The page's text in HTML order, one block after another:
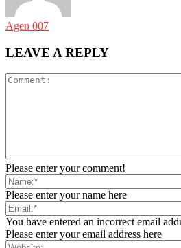
Agen 007
LEAVE A REPLY
Please enter your comment!
Please enter your name here
You have entered an incorrect email
Please enter your email address here